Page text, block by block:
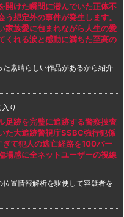
開けた瞬間に潜んでいた正体不
う想定外の事件が発生します。
家族愛に包まれながら人生の愛
くれる涙と感動に満ちた至高の
素晴らしい作品があるから紹介
り
足跡を完璧に追跡する警察捜査
た大追跡警視庁SSBC強行犯係
て犯人の逃亡経路を100パー
場感に全ネットユーザーの視線
置情報解析を駆使して容疑者を